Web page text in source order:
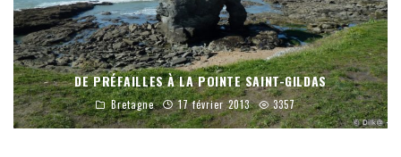
DE PRÉFAILLES À LA POINTE SAINT-GILDAS
Bretagne 17 février 2013 3357